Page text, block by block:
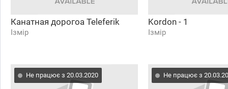
Канатная дорогоа Teleferik
Ізмір
Kordon - 1
Ізмір
Не працює з 20.03.2020 Не працює з